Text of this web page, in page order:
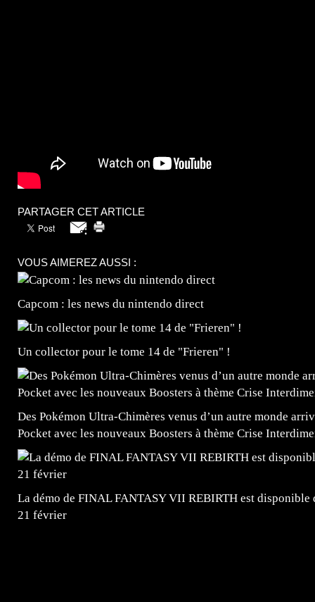
PARTAGER CET ARTICLE
VOUS AIMEREZ AUSSI :
Capcom : les news du nintendo direct
Un collector pour le tome 14 de "Frieren" !
Des Pokémon Ultra-Chimères venus d’un autre monde
Pocket avec les nouveaux Boosters à thème Crise
La démo de FINAL FANTASY VII REBIRTH est
21 février